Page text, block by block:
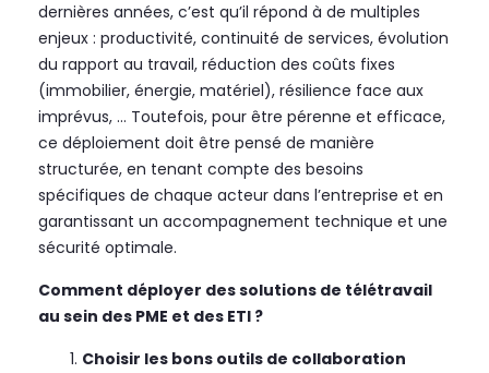
dernières années, c’est qu’il répond à de multiples
enjeux : productivité, continuité de services, évolution
du rapport au travail, réduction des coûts fixes
(immobilier, énergie, matériel), résilience face aux
imprévus, … Toutefois, pour être pérenne et efficace,
ce déploiement doit être pensé de manière
structurée, en tenant compte des besoins
spécifiques de chaque acteur dans l’entreprise et en
garantissant un accompagnement technique et une
sécurité optimale.
Comment déployer des solutions de télétravail
au sein des PME et des ETI ?
Choisir les bons outils de collaboration